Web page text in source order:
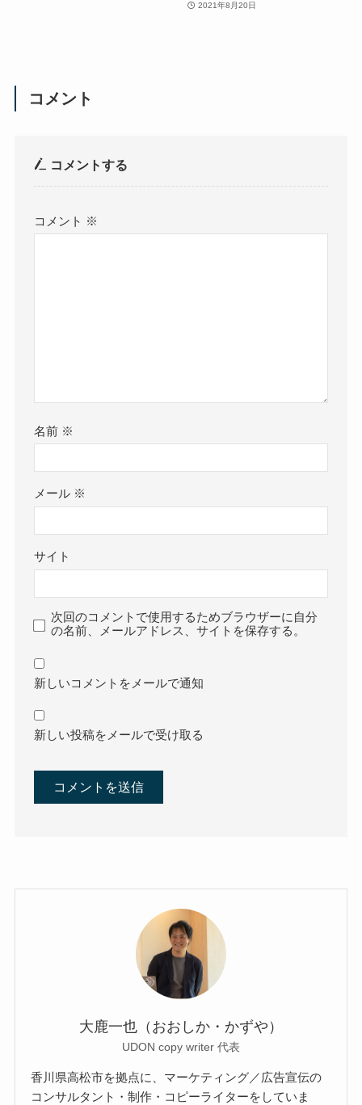
2021年8月20日
コメント
コメントする
コメント ※
名前 ※
メール ※
サイト
次回のコメントで使用するためブラウザーに自分
の名前、メールアドレス、サイトを保存する。
新しいコメントをメールで通知
新しい投稿をメールで受け取る
大鹿一也（おおしか・かずや）
UDON copy writer 代表
香川県高松市を拠点に、マーケティング／広告宣伝の
コンサルタント・制作・コピーライターをしていま